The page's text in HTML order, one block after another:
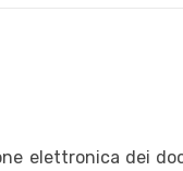
elettronica dei